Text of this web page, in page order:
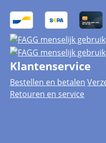
Klantenservice
Bestellen en betalen
Retouren en service